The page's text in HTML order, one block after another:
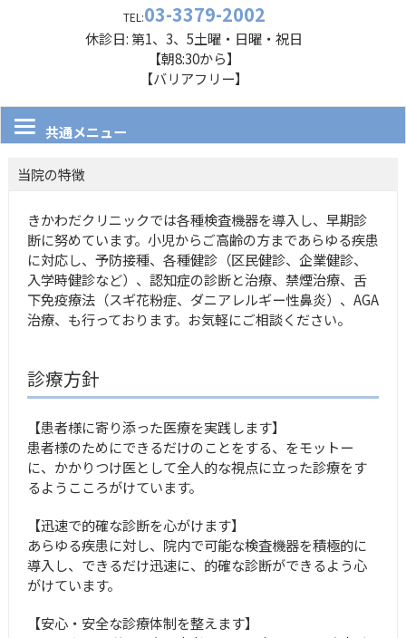
TEL:03-3379-2002
休診日: 第1、3、5土曜・日曜・祝日
【朝8:30から】
【バリアフリー】
共通メニュー
当院の特徴
きかわだクリニックでは各種検査機器を導入し、早期診
断に努めています。小児からご高齢の方まであらゆる疾患
に対応し、予防接種、各種健診（区民健診、企業健診、
入学時健診など）、認知症の診断と治療、禁煙治療、舌
下免疫療法（スギ花粉症、ダニアレルギー性鼻炎）、AGA
治療、も行っております。お気軽にご相談ください。
診療方針
【患者様に寄り添った医療を実践します】
患者様のためにできるだけのことをする、をモットー
に、かかりつけ医として全人的な視点に立った診療をす
るようこころがけています。
【迅速で的確な診断を心がけます】
あらゆる疾患に対し、院内で可能な検査機器を積極的に
導入し、できるだけ迅速に、的確な診断ができるよう心
がけています。
【安心・安全な診療体制を整えます】